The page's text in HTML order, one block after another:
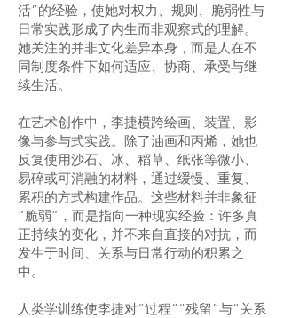
活”的经验，使她对权力、规则、脆弱性与
日常实践形成了内生而非观察式的理解。
她关注的并非文化差异本身，而是人在不
同制度条件下如何适应、协商、承受与继
续生活。
在艺术创作中，李捷横跨绘画、装置、影
像与参与式实践。除了油画和丙烯，她也
反复使用沙石、冰、稻草、纸张等微小、
易碎或可消融的材料，通过缓慢、重复、
累积的方式构建作品。这些材料并非象征
“脆弱”，而是指向一种现实经验：许多真
正持续的变化，并不来自直接的对抗，而
发生于时间、关系与日常行动的积累之
中。
人类学训练使李捷对“过程”“残留”与“关系